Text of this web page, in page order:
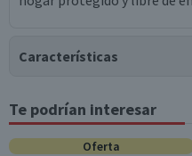
Características
Tipo de Producto
Desinfectantes
Contenido
Te podrían interesar
Oferta